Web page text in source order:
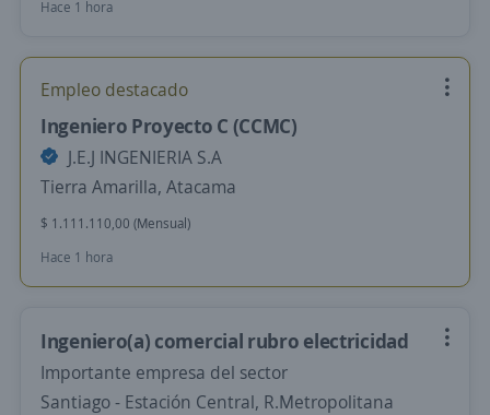
Hace 1 hora
Empleo destacado
Ingeniero Proyecto C (CCMC)
J.E.J INGENIERIA S.A
Tierra Amarilla, Atacama
$ 1.111.110,00 (Mensual)
Hace 1 hora
Ingeniero(a) comercial rubro electricidad
Importante empresa del sector
Santiago - Estación Central, R.Metropolitana